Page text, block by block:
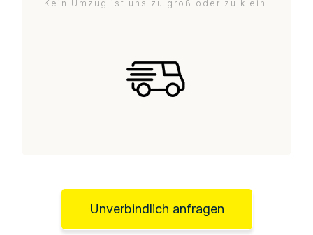
Kein Umzug ist uns zu groß oder zu klein.
Unverbindlich anfragen